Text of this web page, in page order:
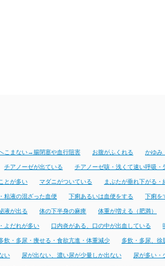
こまない→腸閉塞や血行阻害 お腹がふくれる かゆみ
チアノーゼが出ている チアノーゼ咳・浅くて速い呼吸・
とが多い マダニがついている まぶたが垂れ下がる・
粘液の混ざった血便 下痢あるいは血便をする 下痢を
液が出る 体の下半身の麻痺 体重が増える（肥満）
よだれが多い 口内炎がある、口の中が出血している
飲・多尿・痩せる・食欲亢進・体重減少 多飲・多尿、徐
い 尿が出ない、濃い尿が少量しか出ない 尿が多い・